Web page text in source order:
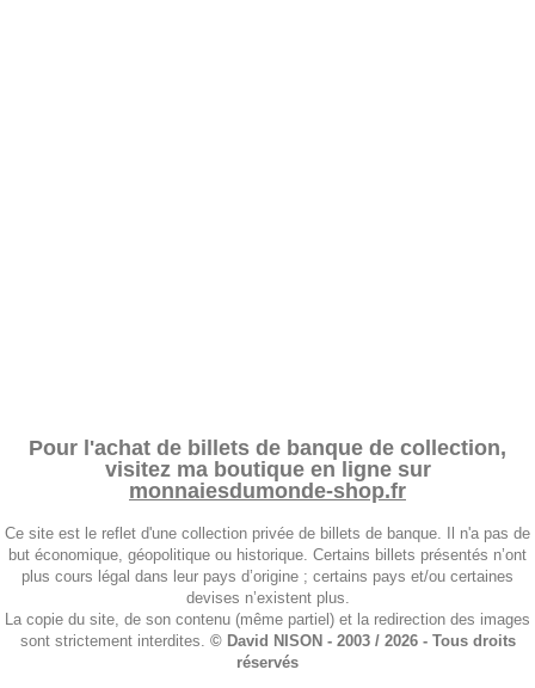
Pour l'achat de billets de banque de collection,
visitez ma boutique en ligne sur
monnaiesdumonde-shop.fr
Ce site est le reflet d'une collection privée de billets de banque. Il n'a pas de
but économique, géopolitique ou historique. Certains billets présentés n’ont
plus cours légal dans leur pays d’origine ; certains pays et/ou certaines
devises n’existent plus.
La copie du site, de son contenu (même partiel) et la redirection des images
sont strictement interdites. © David NISON - 2003 / 2026 - Tous droits
réservés